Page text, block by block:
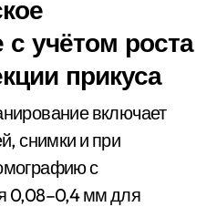
учётом роста
прикуса
включает
снимки и при
с
0,08–0,4 мм для